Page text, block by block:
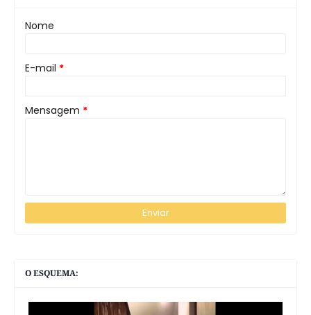
Nome
E-mail *
Mensagem *
O ESQUEMA: